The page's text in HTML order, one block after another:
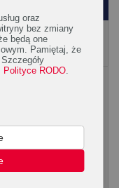
oraz
bez zmiany
będą one
Pamiętaj, że
Polityce RODO.